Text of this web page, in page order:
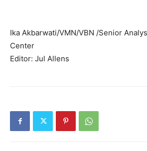
Ika Akbarwati/VMN/VBN /Senior
Center
Editor: Jul Allens